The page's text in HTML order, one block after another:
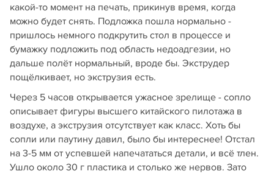
какой-то момент на печать, прикинув время, когда
можно будет снять. Подложка пошла нормально -
пришлось немного подкрутить стол в процессе и
бумажку подложить под область недоадгезии, но
дальше полёт нормальный, вроде бы. Экструдер
пощёлкивает, но экструзия есть.
Через 5 часов открывается ужасное зрелище - сопло
описывает фигуры высшего китайского пилотажа в
воздухе, а экструзия отсутствует как класс. Хоть бы
сопли или паутину давил, было бы интереснее! Отстал
на 3-5 мм от успевшей напечататься детали, и всё тлен.
Ушло около 30 г пластика и столько же нервов. Зато